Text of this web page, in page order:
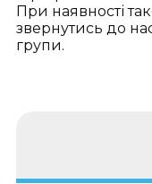
При наявності
звернутись до
групи.